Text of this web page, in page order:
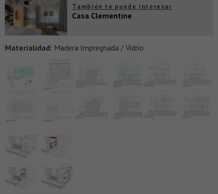
También te puede interesar
Casa Clementine
Materialidad: Madera Impregnada / Vidrio